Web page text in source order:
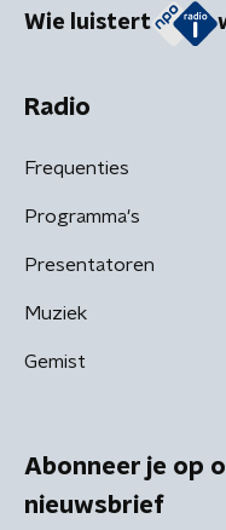
Wie luistert
Radio
Frequenties
Programma's
Presentatoren
Muziek
Gemist
Abonneer je op
nieuwsbrief